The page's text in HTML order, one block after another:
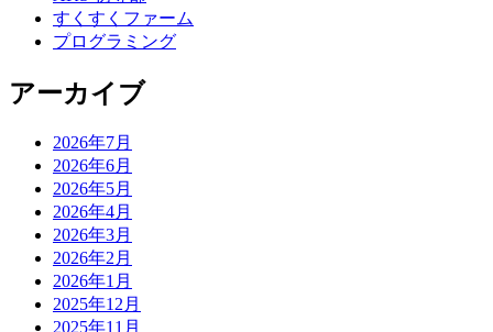
すくすくファーム
プログラミング
アーカイブ
2026年7月
2026年6月
2026年5月
2026年4月
2026年3月
2026年2月
2026年1月
2025年12月
2025年11月